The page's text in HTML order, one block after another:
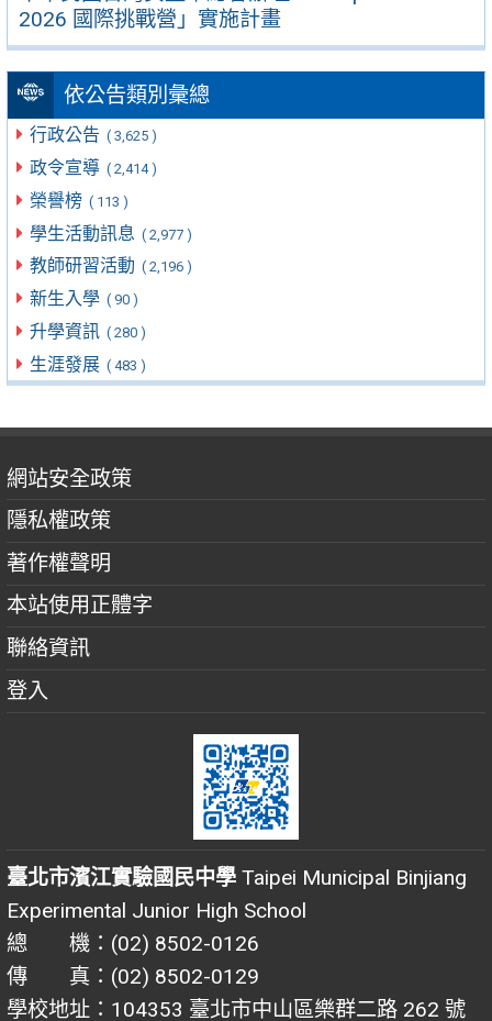
2026 國際挑戰營」實施計畫
依公告類別彙總
行政公告 ( 3,625 )
政令宣導 ( 2,414 )
榮譽榜 ( 113 )
學生活動訊息 ( 2,977 )
教師研習活動 ( 2,196 )
新生入學 ( 90 )
升學資訊 ( 280 )
生涯發展 ( 483 )
網站安全政策
隱私權政策
著作權聲明
本站使用正體字
聯絡資訊
登入
臺北市濱江實驗國民中學 Taipei Municipal Binjiang
Experimental Junior High School
總 機：(02) 8502-0126
傳 真：(02) 8502-0129
學校地址：104353 臺北市中山區樂群二路 262 號